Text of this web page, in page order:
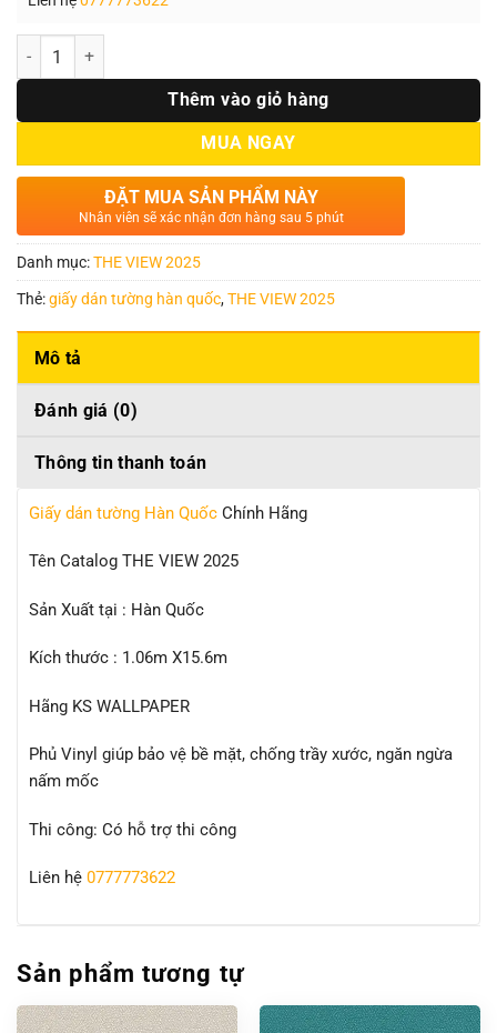
Số lượng
Thêm vào giỏ hàng
MUA NGAY
ĐẶT MUA SẢN PHẨM NÀY
Nhân viên sẽ xác nhận đơn hàng sau 5 phút
Danh mục:THE VIEW 2025
Thẻ:giấy dán tường hàn quốc,THE VIEW 2025
Mô tả
Đánh giá (0)
Thông tin thanh toán
Giấy dán tường Hàn Quốc Chính Hãng
Tên Catalog THE VIEW 2025
Sản Xuất tại : Hàn Quốc
Kích thước : 1.06m X15.6m
Hãng KS WALLPAPER
Phủ Vinyl giúp bảo vệ bề mặt, chống trầy xước, ngăn ngừa
nấm mốc
Thi công: Có hỗ trợ thi công
Liên hệ 0777773622
Sản phẩm tương tự